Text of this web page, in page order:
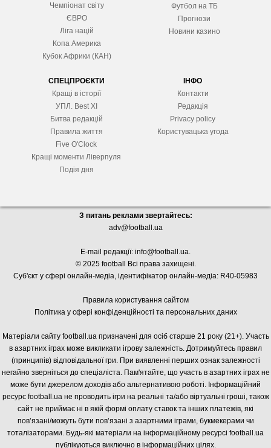
Чемпіонат світу
ЄВРО
Ліга націй
Копа Америка
Кубок Африки (КАН)
Футбол на ТБ
Прогнози
Новини казино
СПЕЦПРОЄКТИ
Кращі в історії
УПЛ. Best XІ
Битва редакцій
Правила життя
Five O'Clock
Кращі моменти Ліверпуля
Подія дня
ІНФО
Контакти
Редакція
Privacy policy
Користувацька угода
З питань реклами звертайтесь:
adv@football.ua
E-mail редакції: info@football.ua.
© 2025 football Всі права захищені.
Суб'єкт у сфері онлайн-медіа, ідентифікатор онлайн-медіа: R40-05983
Правила користування сайтом
Політика у сфері конфіденційності та персональних даних
Матеріали сайту football.ua призначені для осіб старше 21 року (21+). Участь
в азартних іграх може викликати ігрову залежність. Дотримуйтесь правил
(принципів) відповідальної гри. При виявленні перших ознак залежності
негайно зверніться до спеціаліста. Пам'ятайте, що участь в азартних іграх не
може бути джерелом доходів або альтернативою роботі. Інформаційний
ресурс football.ua не проводить ігри на реальні та/або віртуальні гроші, також
сайт не приймає ні в якій формі оплату ставок та інших платежів, які
пов’язані/можуть бути пов’язані з азартними іграми, букмекерами чи
тоталізаторами. Будь-які матеріали на інформаційному ресурсі football.ua
публікуються виключно в інформаційних цілях.